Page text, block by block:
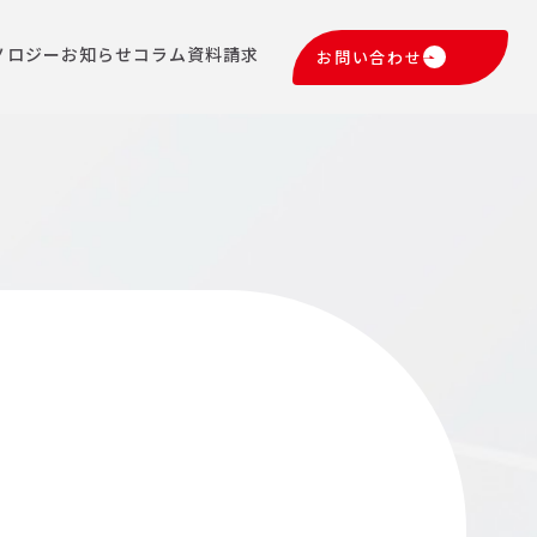
ロジーお知らせコラム資料請求 お問い合わせ